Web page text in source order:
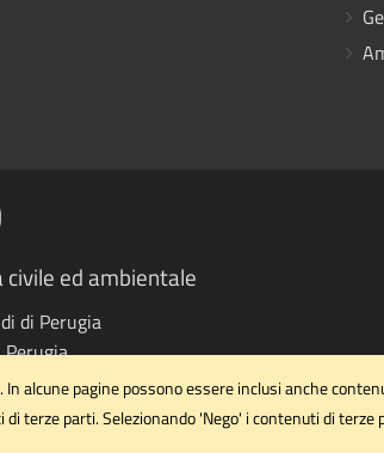
ed ambientale
di Perugia
pagine possono essere inclusi anche
di terze parti. Selezionando 'Nego' i contenuti di